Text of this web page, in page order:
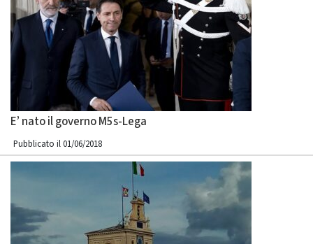
E’ nato il governo M5s-Lega
Pubblicato il 01/06/2018